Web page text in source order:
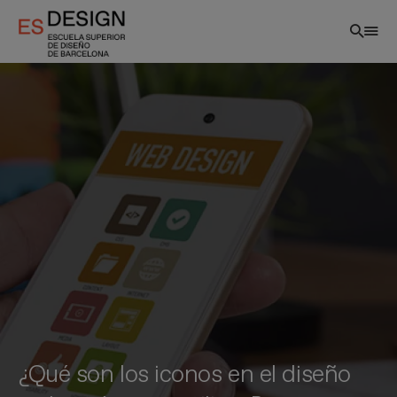
contenido
principal
¿Qué son los iconos en el diseño